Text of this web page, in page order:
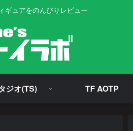
ギュアをのんびりレビュー
ジオ(TS) TF AOTP